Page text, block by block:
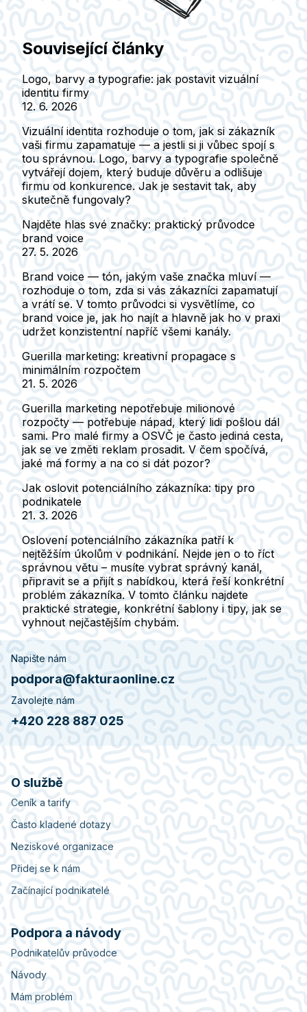
Související články
Logo, barvy a typografie: jak postavit vizuální
identitu firmy
12. 6. 2026
Vizuální identita rozhoduje o tom, jak si zákazník
vaši firmu zapamatuje — a jestli si ji vůbec spojí s
tou správnou. Logo, barvy a typografie společně
vytvářejí dojem, který buduje důvěru a odlišuje
firmu od konkurence. Jak je sestavit tak, aby
skutečně fungovaly?
Najděte hlas své značky: praktický průvodce
brand voice
27. 5. 2026
Brand voice — tón, jakým vaše značka mluví —
rozhoduje o tom, zda si vás zákazníci zapamatují
a vrátí se. V tomto průvodci si vysvětlíme, co
brand voice je, jak ho najít a hlavně jak ho v praxi
udržet konzistentní napříč všemi kanály.
Guerilla marketing: kreativní propagace s
minimálním rozpočtem
21. 5. 2026
Guerilla marketing nepotřebuje milionové
rozpočty — potřebuje nápad, který lidi pošlou dál
sami. Pro malé firmy a OSVČ je často jediná cesta,
jak se ve změti reklam prosadit. V čem spočívá,
jaké má formy a na co si dát pozor?
Jak oslovit potenciálního zákazníka: tipy pro
podnikatele
21. 3. 2026
Oslovení potenciálního zákazníka patří k
nejtěžším úkolům v podnikání. Nejde jen o to říct
správnou větu – musíte vybrat správný kanál,
připravit se a přijít s nabídkou, která řeší konkrétní
problém zákazníka. V tomto článku najdete
praktické strategie, konkrétní šablony i tipy, jak se
vyhnout nejčastějším chybám.
Napište nám
podpora@fakturaonline.cz
Zavolejte nám
+420 228 887 025
O službě
Ceník a tarify
Často kladené dotazy
Neziskové organizace
Přidej se k nám
Začínající podnikatelé
Podpora a návody
Podnikatelův průvodce
Návody
Mám problém